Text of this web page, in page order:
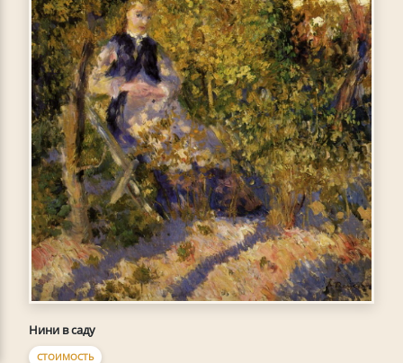
Нини в саду
СТОИМОСТЬ